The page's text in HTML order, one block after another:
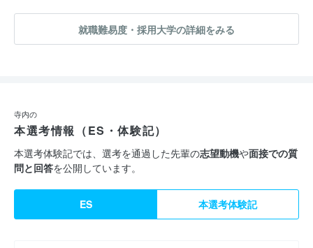
就職難易度・採用大学の詳細をみる
寺内の
本選考情報（ES・体験記）
本選考体験記では、選考を通過した先輩の志望動機や面接での質
問と回答を公開しています。
ES 本選考体験記